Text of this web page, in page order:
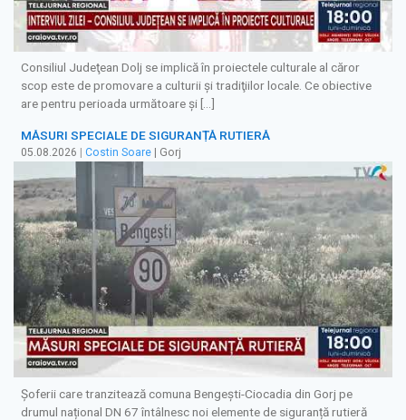
Consiliul Judeţean Dolj se implică în proiectele culturale al căror
scop este de promovare a culturii şi tradiţiilor locale. Ce obiective
are pentru perioada următoare şi […]
MĂSURI SPECIALE DE SIGURANȚĂ RUTIERĂ
05.08.2026 | Costin Soare | Gorj
Șoferii care tranzitează comuna Bengești-Ciocadia din Gorj pe
drumul național DN 67 întâlnesc noi elemente de siguranță rutieră